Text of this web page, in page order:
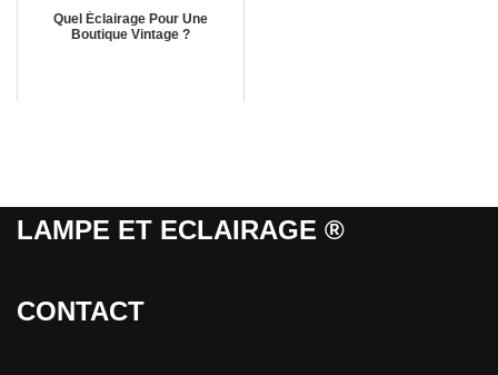
Quel Éclairage Pour Une
Boutique Vintage ?
LAMPE ET ECLAIRAGE ®
CONTACT